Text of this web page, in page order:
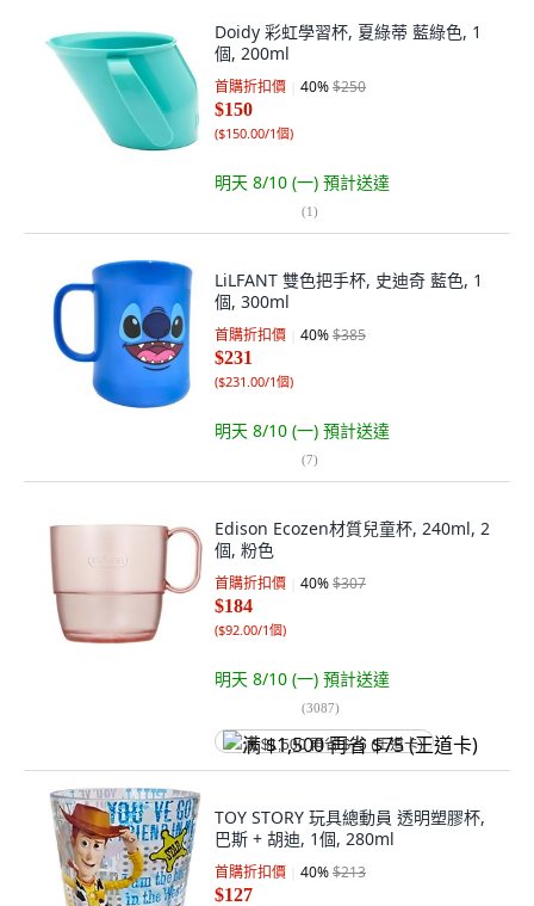
Doidy 彩虹學習杯, 夏綠蒂 藍綠色, 1
個, 200ml
首購折扣價 40%$250
$150
($150.00/1個)
明天 8/10 (一) 預計送達
(1)
LiLFANT 雙色把手杯, 史迪奇 藍色, 1
個, 300ml
首購折扣價 40%$385
$231
($231.00/1個)
明天 8/10 (一) 預計送達
(7)
Edison Ecozen材質兒童杯, 240ml, 2
個, 粉色
首購折扣價 40%$307
$184
($92.00/1個)
明天 8/10 (一) 預計送達
(3087)
满 $1,500 再省 $75 (王道卡)
TOY STORY 玩具總動員 透明塑膠杯,
巴斯 + 胡迪, 1個, 280ml
首購折扣價 40%$213
$127